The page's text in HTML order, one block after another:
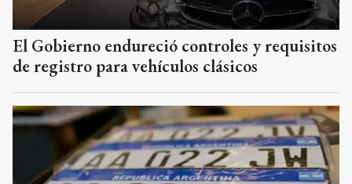
El Gobierno endureció controles y requisitos
de registro para vehículos clásicos